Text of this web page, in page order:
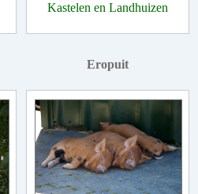
Kastelen en Landhuizen
Eropuit